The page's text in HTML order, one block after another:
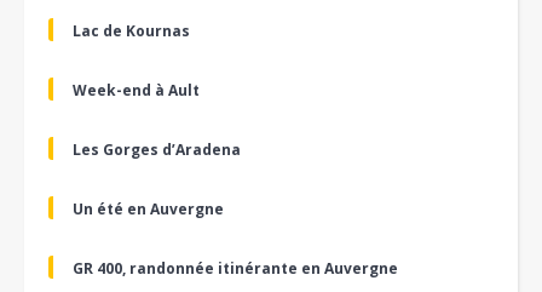
Lac de Kournas
Week-end à Ault
Les Gorges d’Aradena
Un été en Auvergne
GR 400, randonnée itinérante en Auvergne